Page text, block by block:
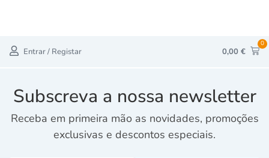
Entrar / Registar 0,00 €
0
Subscreva a nossa newsletter
Receba em primeira mão as novidades, promoções
exclusivas e descontos especiais.